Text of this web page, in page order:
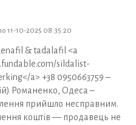
11-10-2025 08:35:20
& tadalafil <a
sildalist-
a> +38 0950663759 –
Романенко, Одеса –
прийшло несправним.
коштів — продавець не